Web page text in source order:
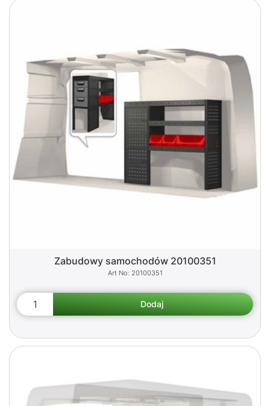
Zabudowy samochodów 20100351
20100351